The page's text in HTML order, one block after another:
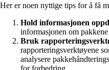
Her er noen nyttige tips for å få
Hold informasjonen
informasjonen om
Bruk
rapporteringsverktøyene
analysere
for forbedring.